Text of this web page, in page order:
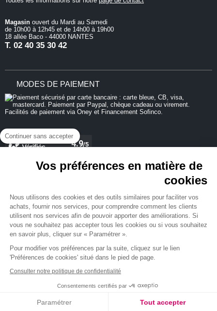
Continuer sans accepter
Vos préférences en matière de
cookies
Nous utilisons des cookies et des outils similaires pour faciliter vos
achats, fournir nos services, pour comprendre comment les clients
utilisent nos services afin de pouvoir apporter des améliorations. Si
vous ne souhaitez pas accepter tous les cookies ou si vous souhaitez
en savoir plus, cliquer sur « Paramétrer ».
Pour modifier vos préférences par la suite, cliquez sur le lien
'Préférences de cookies' situé dans le pied de page.
Consulter notre politique de confidentialité
Consentements certifiés par
Paramétrer Tout accepter
Magasin ouvert du Mardi au Samedi
de 10h00 à 12h45 et de 14h00 à 19h00
18 allée Baco - 44000 NANTES
T. 02 40 35 30 42
MODES DE PAIEMENT
NEWSLETTER